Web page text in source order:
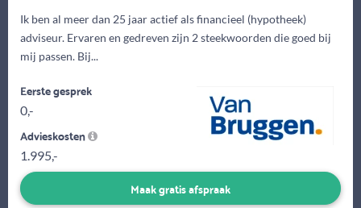
Ik ben al meer dan 25 jaar actief als financieel (hypotheek)
adviseur. Ervaren en gedreven zijn 2 steekwoorden die goed bij
mij passen. Bij...
Eerste gesprek
0,-
Advieskosten
1.995,-
Maak gratis afspraak